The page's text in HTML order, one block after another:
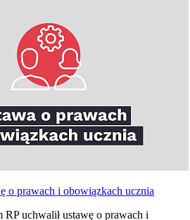
o prawach i obowiązkach ucznia
RP uchwalił ustawę o prawach i